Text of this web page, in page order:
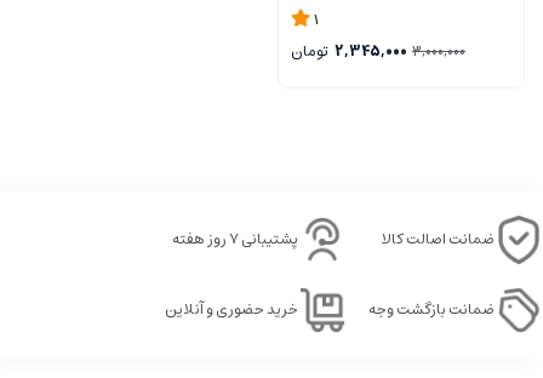
1
3,000,000
2,345,000 تومان
ضمانت اصالت کالا پشتیبانی ۷ روز هفته
ضمانت بازگشت وجه خرید حضوری و آنلاین